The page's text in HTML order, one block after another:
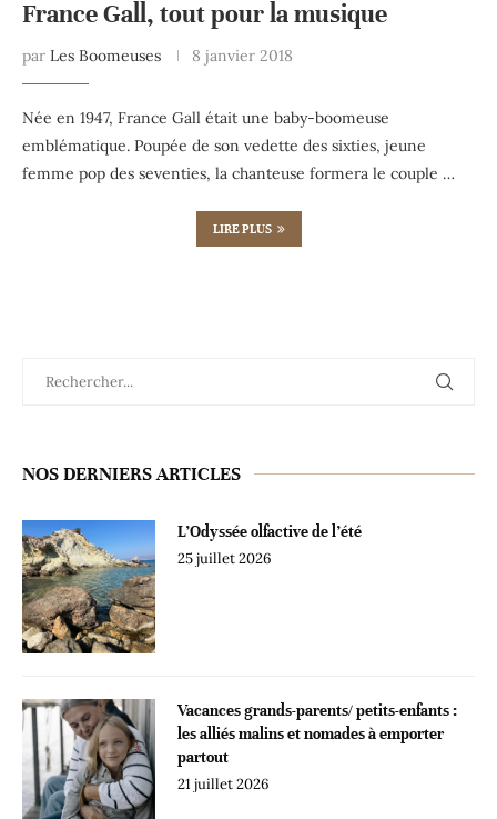
France Gall, tout pour la musique
par Les Boomeuses 8 janvier 2018
Née en 1947, France Gall était une baby-boomeuse
emblématique. Poupée de son vedette des sixties, jeune
femme pop des seventies, la chanteuse formera le couple …
LIRE PLUS
NOS DERNIERS ARTICLES
L’Odyssée olfactive de l’été
25 juillet 2026
Vacances grands-parents/ petits-enfants :
les alliés malins et nomades à emporter
partout
21 juillet 2026